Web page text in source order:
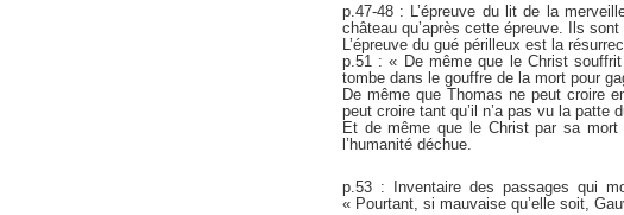
p.47-48 : L’épreuve du lit de la
château qu’après cette épreuve. Ils sont
L’épreuve du gué périlleux est la
p.51 : « De même que le Christ
tombe dans le gouffre de la mort pour
De même que Thomas ne peut croire
peut croire tant qu’il n’a pas vu la patte
Et de même que le Christ par sa
l’humanité déchue.
p.53 : Inventaire des passages qui
« Pourtant, si mauvaise qu’elle soit,